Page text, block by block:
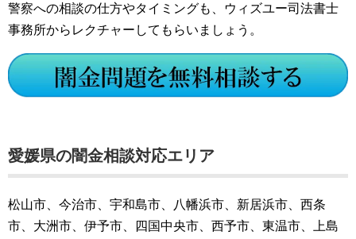
警察への相談の仕方やタイミングも、ウィズユー司法書士
事務所からレクチャーしてもらいましょう。
愛媛県の闇金相談対応エリア
松山市、今治市、宇和島市、八幡浜市、新居浜市、西条
市、大洲市、伊予市、四国中央市、西予市、東温市、上島